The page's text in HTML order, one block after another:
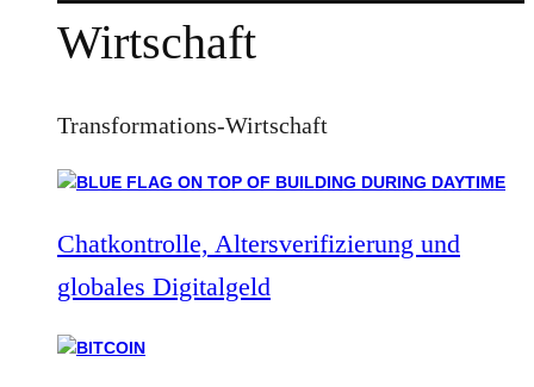
Wirtschaft
Transformations-Wirtschaft
Chatkontrolle, Altersverifizierung und
globales Digitalgeld